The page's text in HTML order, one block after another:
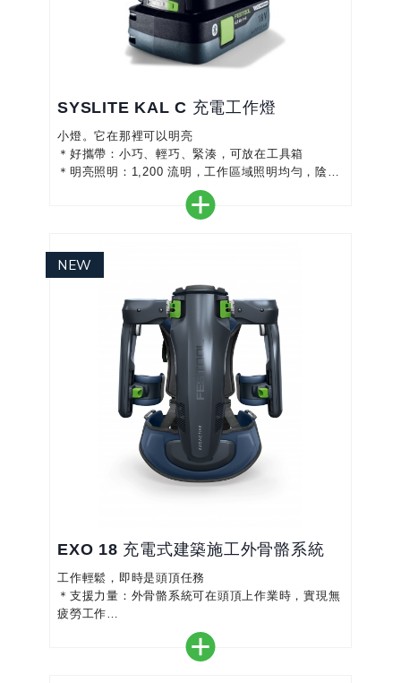
SYSLITE KAL C 充電工作燈
小燈。它在那裡可以明亮
＊好攜帶：小巧、輕巧、緊湊，可放在工具箱
＊明亮照明：1,200 流明，工作區域照明均勻，陰影
＊靈活應用：亮度可調 3 級（300/600/1,200 流明）
＊多功能：燈頭可在 0-180° 範圍內自由旋轉，也可
掛在掛鉤上或放置在三腳架上
＊緊湊：特別適合狹窄空間和難以進入的工作環境
EXO 18 充電式建築施工外骨骼系統
工作輕鬆，即時是頭頂任務
＊支援力量：外骨骼系統可在頭頂上作業時，實現無
疲勞工作
＊節省體力：避免手臂長期超負荷
＊保持專注：在 ExoActive 的支援下，您的手臂可